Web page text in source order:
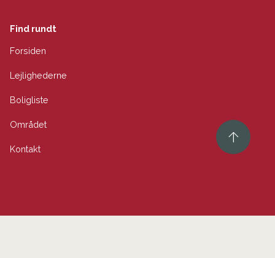
Find rundt
Forsiden
Lejlighederne
Boligliste
Området
Kontakt